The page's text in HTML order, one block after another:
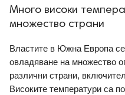
Много високи
множество страни
Властите в Южна Европа
овладяване на множество
различни страни,
Високите температури са